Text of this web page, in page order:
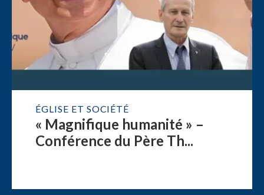
ÉGLISE ET SOCIÉTÉ
« Magnifique humanité » –
Conférence du Père Th...